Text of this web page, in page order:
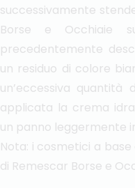
successivamente
Borse e Occhiaie
precedentemente
un residuo di colore
un’eccessiva
applicata la crema
un panno leggermente
Nota: i cosmetici a
di Remescar Borse e